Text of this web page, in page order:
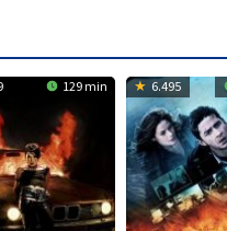
129 min 6.495